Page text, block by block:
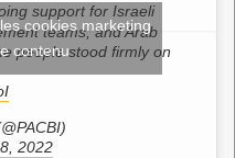
support for Israeli
teams, and Arab
people stood firmly on
2022
cookies marketing
contenu